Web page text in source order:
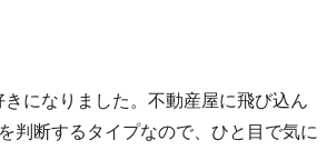
になりました。不動産屋に飛び込ん
判断するタイプなので、ひと目で気に